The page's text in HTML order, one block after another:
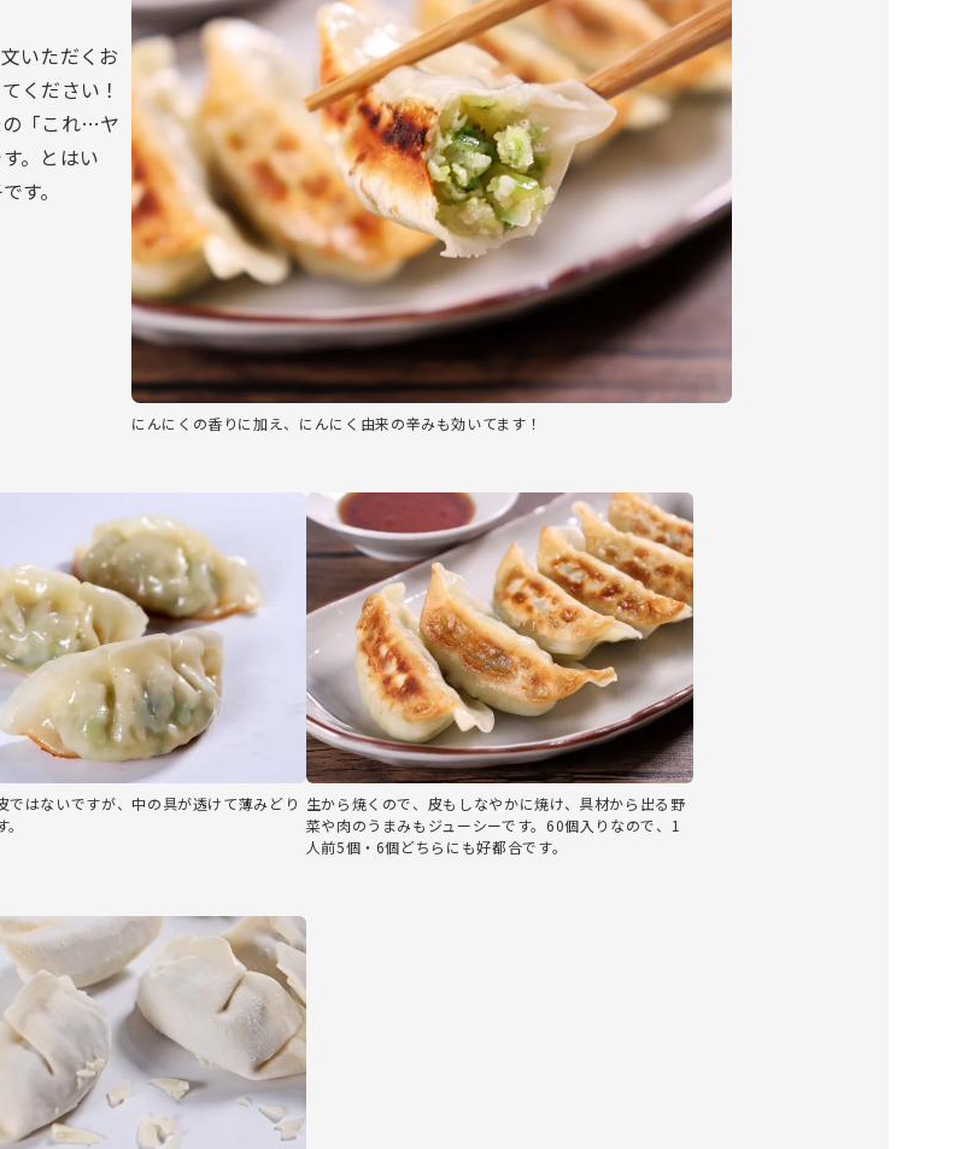
いただくお
ください！
の「これ…ヤ
。とはい
す。
にんにくの香りに加え、にんにく由来の辛みも効いてます！
ではないですが、中の具が透けて薄みどり 生から焼くので、皮もしなやかに焼け、具材から出る野
菜や肉のうまみもジューシーです。60個入りなので、1
人前5個・6個どちらにも好都合です。